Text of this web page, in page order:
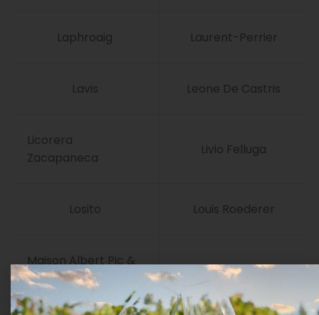
Laphroaig Laurent-Perrier
Lavis Leone De Castris
Licorera
Zacapaneca
Livio Felluga
Losito Louis Roederer
Maison Albert Pic &
Fils
Maison Cattier